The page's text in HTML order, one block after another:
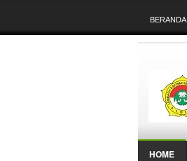
BERANDA
HOME